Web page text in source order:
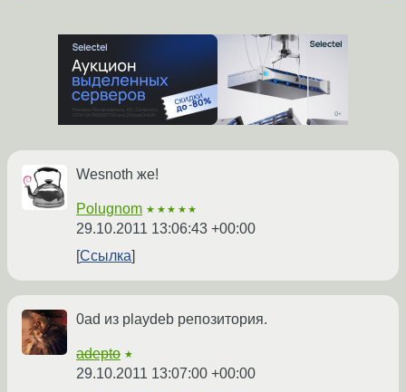
Wesnoth же!
Polugnom ★★★★★
29.10.2011 13:06:43 +00:00
Ссылка
0ad из playdeb репозитория.
adepto ★
29.10.2011 13:07:00 +00:00